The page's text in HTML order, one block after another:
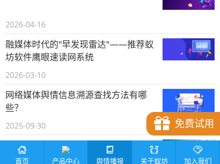
2026-04-16
融媒体时代的"早发现雷达"——推荐蚁
坊软件鹰眼速读网系统
2026-03-10
网络媒体舆情信息溯源查找方法有哪
些？
2025-09-30
媒体发布资讯报道数据怎么统计？
免费试用
首页 产品中心 舆情播报 关于蚁坊 加入我们